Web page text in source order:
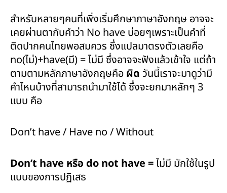
สำหรับหลายๆคนที่เพิ่งเริ่มศึกษาภาษาอังกฤษ อาจจะ
เคยผ่านตากับคำว่า No have บ่อยๆเพราะเป็นคำที่
ติดปากคนไทยพอสมควร ซึ่งแปลมาตรงตัวเลยคือ
no(ไม่)+have(มี) = ไม่มี ซึ่งอาจจะฟังแล้วเข้าใจ แต่ถ้า
ตามตามหลักภาษาอังกฤษคือ ผิด วันนี้เราจะมาดูว่ามี
คำไหนบ้างที่สามารถนำมาใช้ได้ ซึ่งจะยกมาหลักๆ 3
แบบ คือ
Don’t have / Have no / Without
Don’t have หรือ do not have =ไม่มี มักใช้ในรูป
แบบของการปฏิเสธ